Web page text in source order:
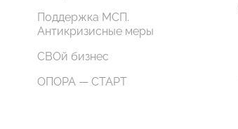
Поддержка МСП.
Антикризисные меры
СВОй бизнес
ОПОРА — СТАРТ